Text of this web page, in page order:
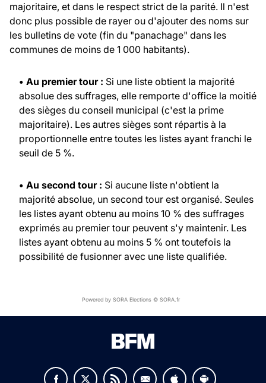
majoritaire, et dans le respect strict de la parité. Il n'est
donc plus possible de rayer ou d'ajouter des noms sur
les bulletins de vote (fin du "panachage" dans les
communes de moins de 1 000 habitants).
• Au premier tour : Si une liste obtient la majorité
absolue des suffrages, elle remporte d'office la moitié
des sièges du conseil municipal (c'est la prime
majoritaire). Les autres sièges sont répartis à la
proportionnelle entre toutes les listes ayant franchi le
seuil de 5 %.
• Au second tour : Si aucune liste n'obtient la
majorité absolue, un second tour est organisé. Seules
les listes ayant obtenu au moins 10 % des suffrages
exprimés au premier tour peuvent s'y maintenir. Les
listes ayant obtenu au moins 5 % ont toutefois la
possibilité de fusionner avec une liste qualifiée.
Powered by SORA Elections © SORA.fr